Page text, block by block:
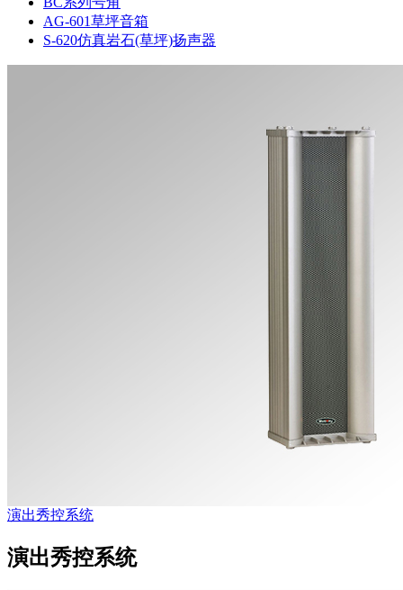
AG-601草坪音箱
S-620仿真岩石(草坪)扬声器
演出秀控系统
演出秀控系统